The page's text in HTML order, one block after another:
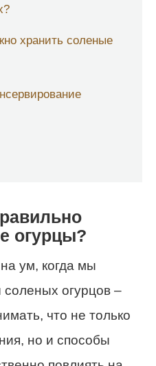
хранить соленые
огурцы?
ум, когда мы
огурцов –
что не только
но и способы